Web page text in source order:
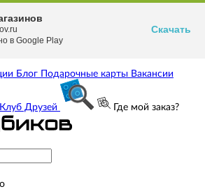
Блог Подарочные карты Вакансии
Клуб Друзей Где мой заказ?
в Google Play
Скачать